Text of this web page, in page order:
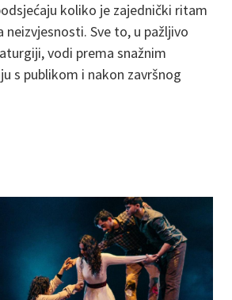
koliko je zajednički ritam
neizvjesnosti. Sve to, u pažljivo
vodi prema snažnim
s publikom i nakon završnog